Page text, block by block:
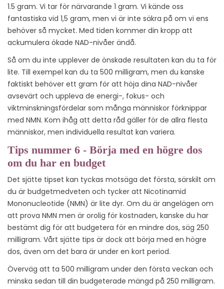
1.5 gram. Vi tar för närvarande 1 gram. Vi kände oss
fantastiska vid 1,5 gram, men vi är inte säkra på om vi ens
behöver så mycket. Med tiden kommer din kropp att
ackumulera ökade NAD-nivåer ändå.
Så om du inte upplever de önskade resultaten kan du ta för
lite. Till exempel kan du ta 500 milligram, men du kanske
faktiskt behöver ett gram för att höja dina NAD-nivåer
avsevärt och uppleva de energi-, fokus- och
viktminskningsfördelar som många människor förknippar
med NMN. Kom ihåg att detta råd gäller för de allra flesta
människor, men individuella resultat kan variera.
Tips nummer 6 - Börja med en högre dos
om du har en budget
Det sjätte tipset kan tyckas motsäga det första, särskilt om
du är budgetmedveten och tycker att Nicotinamid
Mononucleotide (NMN) är lite dyr. Om du är angelägen om
att prova NMN men är orolig för kostnaden, kanske du har
bestämt dig för att budgetera för en mindre dos, säg 250
milligram. Vårt sjätte tips är dock att börja med en högre
dos, även om det bara är under en kort period.
Överväg att ta 500 milligram under den första veckan och
minska sedan till din budgeterade mängd på 250 milligram.